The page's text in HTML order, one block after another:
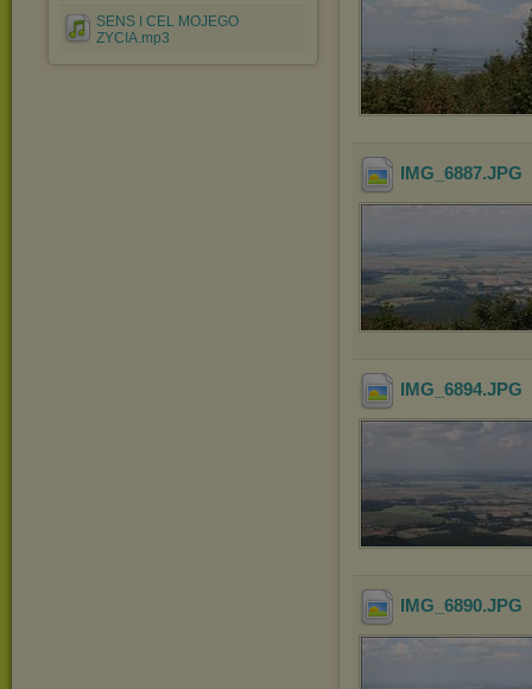
SENS I CEL MOJEGO
ZYCIA.mp3
IMG_6887.JPG
IMG_6894.JPG
IMG_6890.JPG